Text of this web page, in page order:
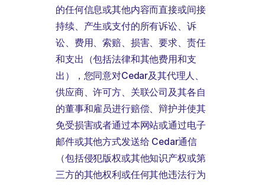
的任何信息或其他内容而直接或间接
持续、产生或支付的所有诉讼、诉
讼、费用、索赔、损害、要求、责任
和支出（包括法律和其他费用和支
出），您同意对Cedar及其代理人、
供应商、许可方、关联公司及其各自
的董事和雇员进行赔偿、辩护并使其
免受损害或者通过本网站或通过电子
邮件或其他方式发送给 Cedar通信
（包括侵犯版权或其他知识产权或第
三方的其他权利或任何其他违法行为